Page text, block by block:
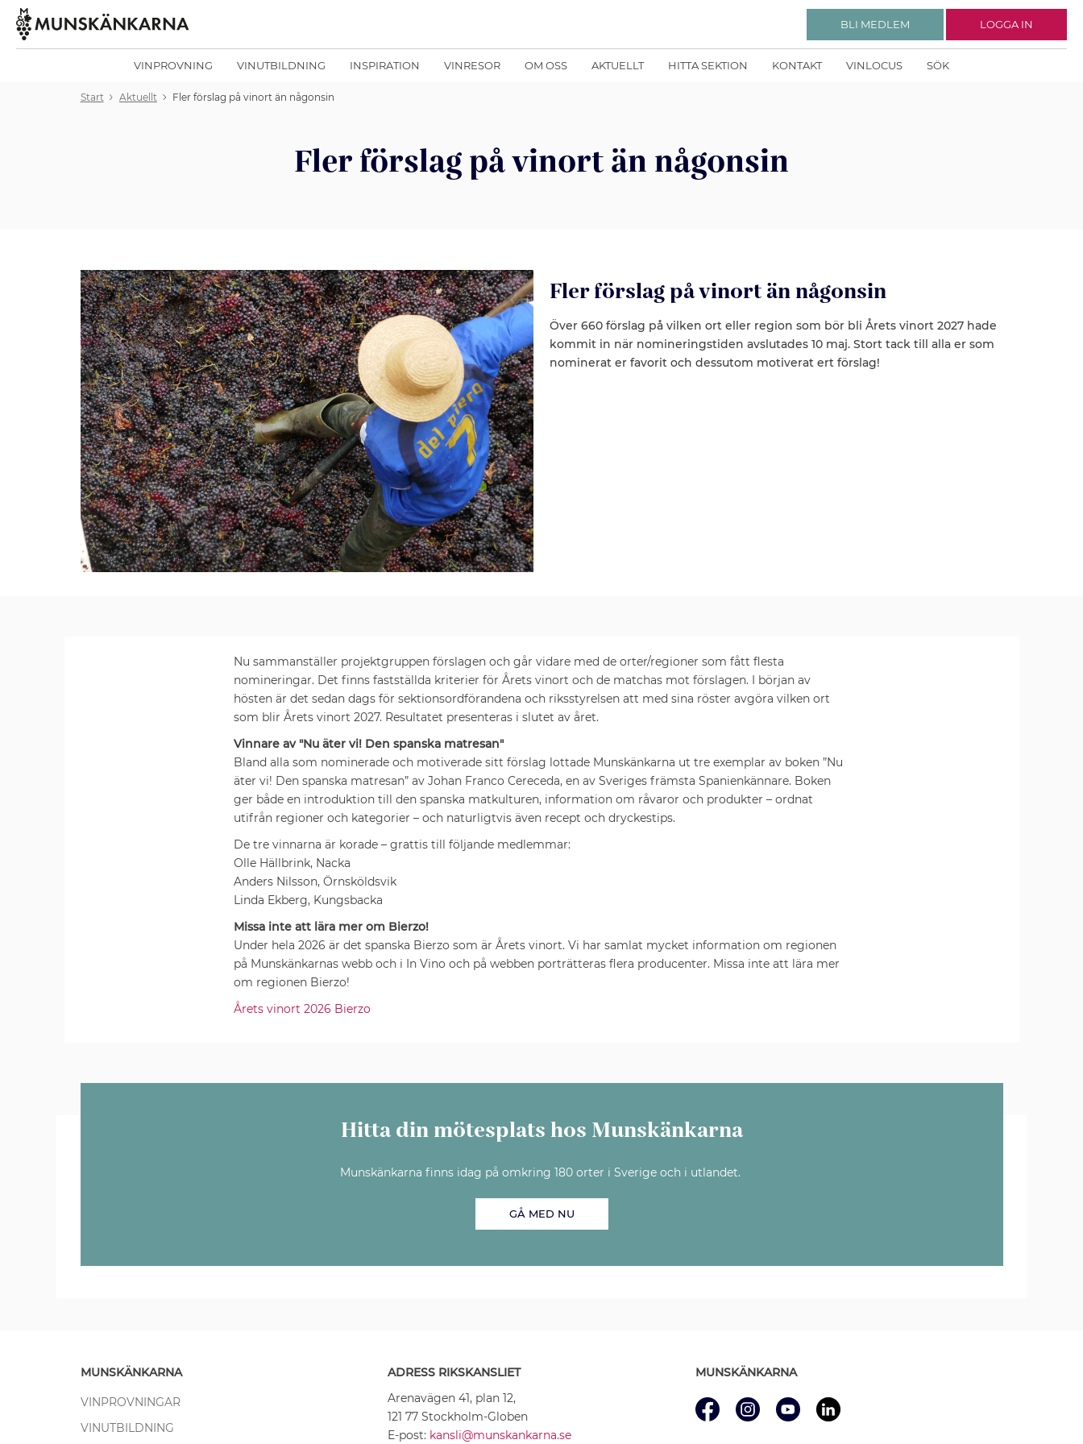
VINPROVNING VINUTBILDNING INSPIRATION VINRESOR OM OSS AKTUELLT HITTA SEKTION KONTAKT VINLOCUS SÖK
BLI MEDLEM LOGGA IN
Start Aktuellt Fler förslag på vinort än någonsin
Fler förslag på vinort än någonsin
Fler förslag på vinort än någonsin
Över 660 förslag på vilken ort eller region som bör bli Årets vinort 2027 hade
kommit in när nomineringstiden avslutades 10 maj. Stort tack till alla er som
nominerat er favorit och dessutom motiverat ert förslag!
Nu sammanställer projektgruppen förslagen och går vidare med de orter/regioner som fått flesta
nomineringar. Det finns fastställda kriterier för Årets vinort och de matchas mot förslagen. I början av
hösten är det sedan dags för sektionsordförandena och riksstyrelsen att med sina röster avgöra vilken ort
som blir Årets vinort 2027. Resultatet presenteras i slutet av året.
Vinnare av "Nu äter vi! Den spanska matresan"
Bland alla som nominerade och motiverade sitt förslag lottade Munskänkarna ut tre exemplar av boken ”Nu
äter vi! Den spanska matresan” av Johan Franco Cereceda, en av Sveriges främsta Spanienkännare. Boken
ger både en introduktion till den spanska matkulturen, information om råvaror och produkter – ordnat
utifrån regioner och kategorier – och naturligtvis även recept och dryckestips.
De tre vinnarna är korade – grattis till följande medlemmar:
Olle Hällbrink, Nacka
Anders Nilsson, Örnsköldsvik
Linda Ekberg, Kungsbacka
Missa inte att lära mer om Bierzo!
Under hela 2026 är det spanska Bierzo som är Årets vinort. Vi har samlat mycket information om regionen
på Munskänkarnas webb och i In Vino och på webben porträtteras flera producenter. Missa inte att lära mer
om regionen Bierzo!
Årets vinort 2026 Bierzo
Hitta din mötesplats hos Munskänkarna
Munskänkarna finns idag på omkring 180 orter i Sverige och i utlandet.
GÅ MED NU
MUNSKÄNKARNA
VINPROVNINGAR
VINUTBILDNING
ADRESS RIKSKANSLIET
Arenavägen 41, plan 12,
121 77 Stockholm-Globen
E-post: kansli@munskankarna.se
MUNSKÄNKARNA